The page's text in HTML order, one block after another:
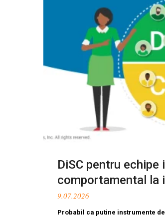
DiSC pentru echipe
comportamental la
9.07.2026
Probabil ca putine instrumente